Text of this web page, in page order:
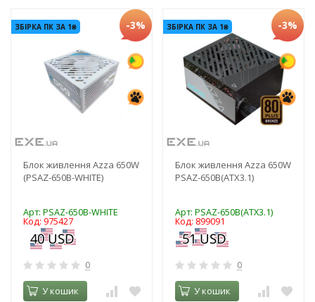
ЗБІРКА ПК ЗА 1₴ -3%
Блок живлення Azza 650W
(PSAZ-650B-WHITE)
Арт: PSAZ-650B-WHITE
Код: 975427
0
У кошик
ЗБІРКА ПК ЗА 1₴ -3%
Блок живлення Azza 650W
PSAZ-650B(ATX3.1)
Арт: PSAZ-650B(ATX3.1)
Код: 899091
0
У кошик